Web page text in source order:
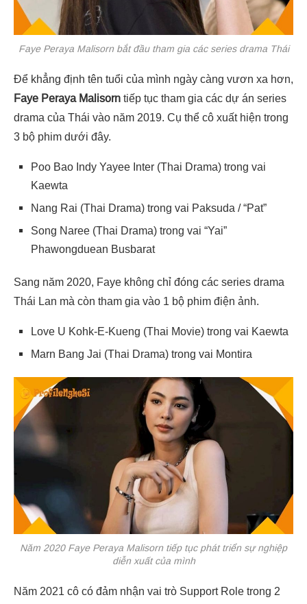
Faye Peraya Malisorn bắt đầu tham gia các series drama Thái
Để khẳng định tên tuổi của mình ngày càng vươn xa hơn,
Faye Peraya Malisorn tiếp tục tham gia các dự án series
drama của Thái vào năm 2019. Cụ thể cô xuất hiện trong
3 bộ phim dưới đây.
Poo Bao Indy Yayee Inter (Thai Drama) trong vai
Kaewta
Nang Rai (Thai Drama) trong vai Paksuda / “Pat”
Song Naree (Thai Drama) trong vai “Yai”
Phawongduean Busbarat
Sang năm 2020, Faye không chỉ đóng các series drama
Thái Lan mà còn tham gia vào 1 bộ phim điện ảnh.
Love U Kohk-E-Kueng (Thai Movie) trong vai Kaewta
Marn Bang Jai (Thai Drama) trong vai Montira
Năm 2020 Faye Peraya Malisorn tiếp tục phát triển sự nghiệp
diễn xuất của mình
Năm 2021 cô có đảm nhận vai trò Support Role trong 2